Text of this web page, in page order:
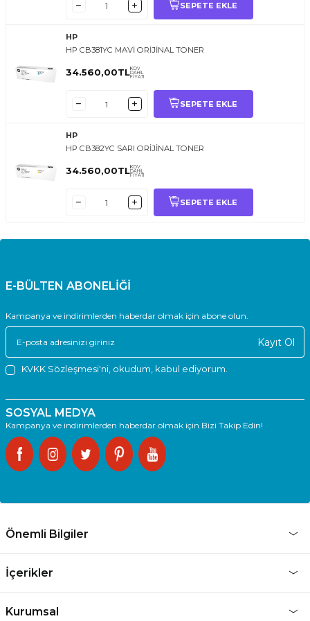
SEPETE EKLE
HP
HP CB381YC MAVİ ORİJİNAL TONER
34.560,00TLKDV
DAHİL
FİYATI
SEPETE EKLE
HP
HP CB382YC SARI ORİJİNAL TONER
34.560,00TLKDV
DAHİL
FİYATI
SEPETE EKLE
E-BÜLTEN ABONELİĞİ
Kampanya ve indirimlerden haberdar olmak için abone olun.
Kayıt Ol
KVKK Sözleşmesi'ni , okudum, kabul ediyorum.
SOSYAL MEDYA
Kampanya ve indirimlerden haberdar olmak için Bizi Takip Edin!
Önemli Bilgiler
İçerikler
Kurumsal